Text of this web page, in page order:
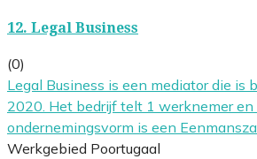
12. Legal Business
(0)
Legal Business is een mediator die is
2020. Het bedrijf telt 1 werknemer en
ondernemingsvorm is een
Werkgebied Poortugaal